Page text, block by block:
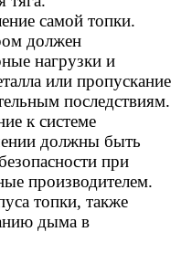
самой топки.
должен
нагрузки и
или пропускание
последствиям.
к системе
должны быть
при
производителем.
топки, также
дыма в